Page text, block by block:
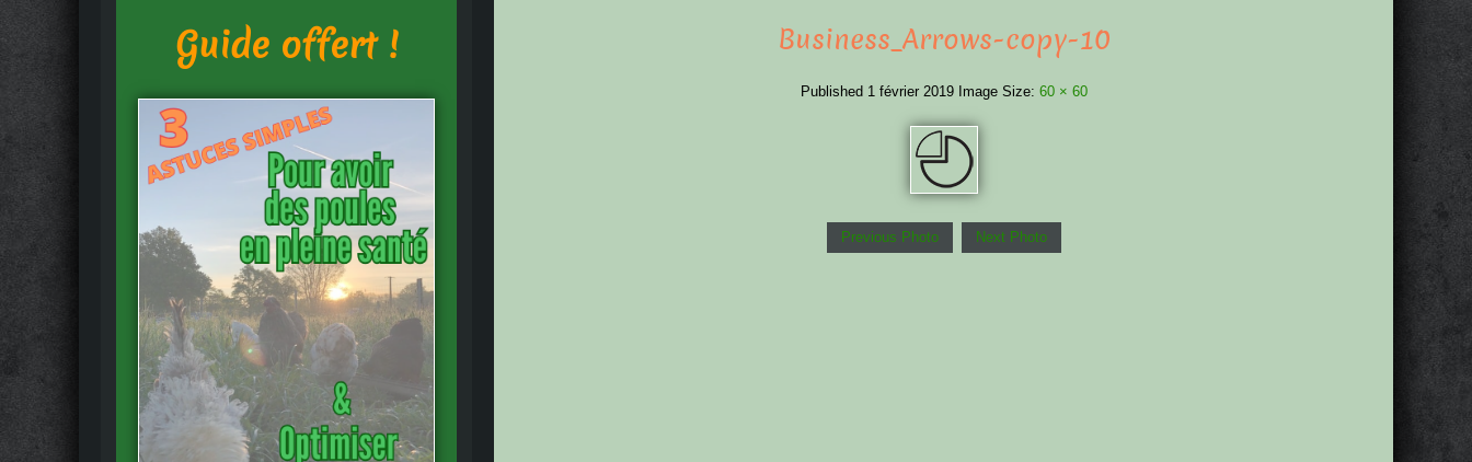
Business_Arrows-copy-10
Published 1 février 2019 Image Size:60 × 60
Previous Photo Next Photo
Guide offert !